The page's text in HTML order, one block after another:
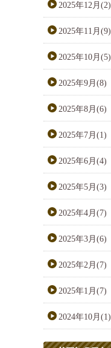
2025年12月(2)
2025年11月(9)
2025年10月(5)
2025年9月(8)
2025年8月(6)
2025年7月(1)
2025年6月(4)
2025年5月(3)
2025年4月(7)
2025年3月(6)
2025年2月(7)
2025年1月(7)
2024年10月(1)